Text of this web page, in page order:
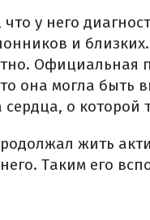
у него
и
Официальная
она могла быть
о которой
жить
Таким его